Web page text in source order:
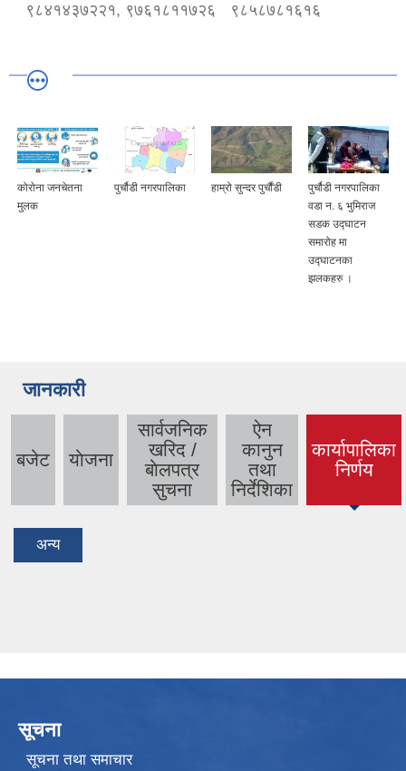
९८४१४३७२२१, ९७६१८११७२६
९८५८७८१६१६
कोराेना जनचेतना
मुलक
पुर्चौडी नगरपालिका हाम्रो सुन्दर पुर्चौंडी
पुर्चौडी नगरपालिका
वडा न. ६ भुमिराज
सडक उद्घ‍ाटन
समारोह मा
उद्घ‍ाटनका
झलकहरु ।
जानकारी
बजेट याेजना
सार्वजनिक
खरिद /
बाेलपत्र
सुचना
ऐन
कानुन
तथा
निर्देशिका
कार्यापालिका
निर्णय
(active
अन्य
सूचना
सूचना तथा समाचार